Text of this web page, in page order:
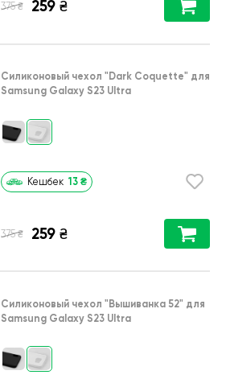
375 ₴ 259 ₴
Силиконовый чехол "Dark Coquette" для
Samsung Galaxy S23 Ultra
Кешбек 13 ₴
375 ₴ 259 ₴
Силиконовый чехол "Вышиванка 52" для
Samsung Galaxy S23 Ultra